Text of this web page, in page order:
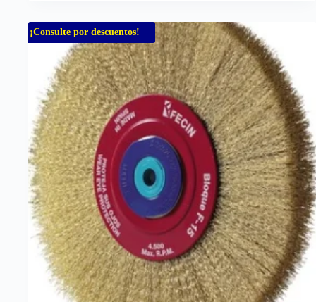
¡Consulte por descuentos!